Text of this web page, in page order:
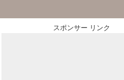
スポンサー リンク